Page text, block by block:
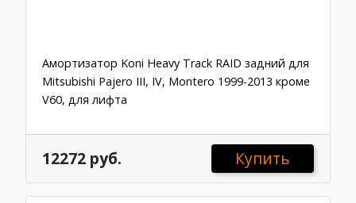
Амортизатор Koni Heavy Track RAID задний для
Mitsubishi Pajero III, IV, Montero 1999-2013 кроме
V60, для лифта
12272 руб. Купить